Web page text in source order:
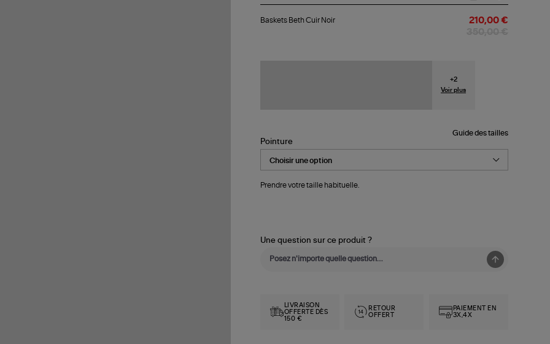
Beth
Baskets Beth Cuir Noir 210,00 €
+2
Voir plus
Guide des tailles
Pointure
Prendre votre taille habituelle.
Une question sur ce produit ?
LIVRAISON
OFFERTE DÈS
150 €
RETOUR
OFFERT
PAIEMENT EN
3X,4X